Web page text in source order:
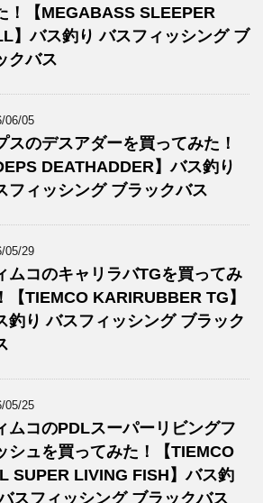
！【MEGABASS SLEEPER
】バス釣り バスフィッシング ブ
クバス
06/05
スのデスアダーを買ってみた！
DEATHADDER】バス釣り
フィッシング ブラックバス
05/29
ムコのキャリラバTGを買ってみ
【TIEMCO KARIRUBBER TG】
釣り バスフィッシング ブラック
05/25
ムコのPDLスーパーリビングフ
シュを買ってみた！【TIEMCO
SUPER LIVING FISH】バス釣
スフィッシング ブラックバス